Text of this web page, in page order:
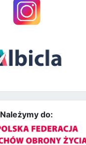
Należymy do: